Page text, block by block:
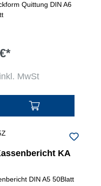
Quittung DIN A6
MwSt
KA
DIN A5 50Blatt